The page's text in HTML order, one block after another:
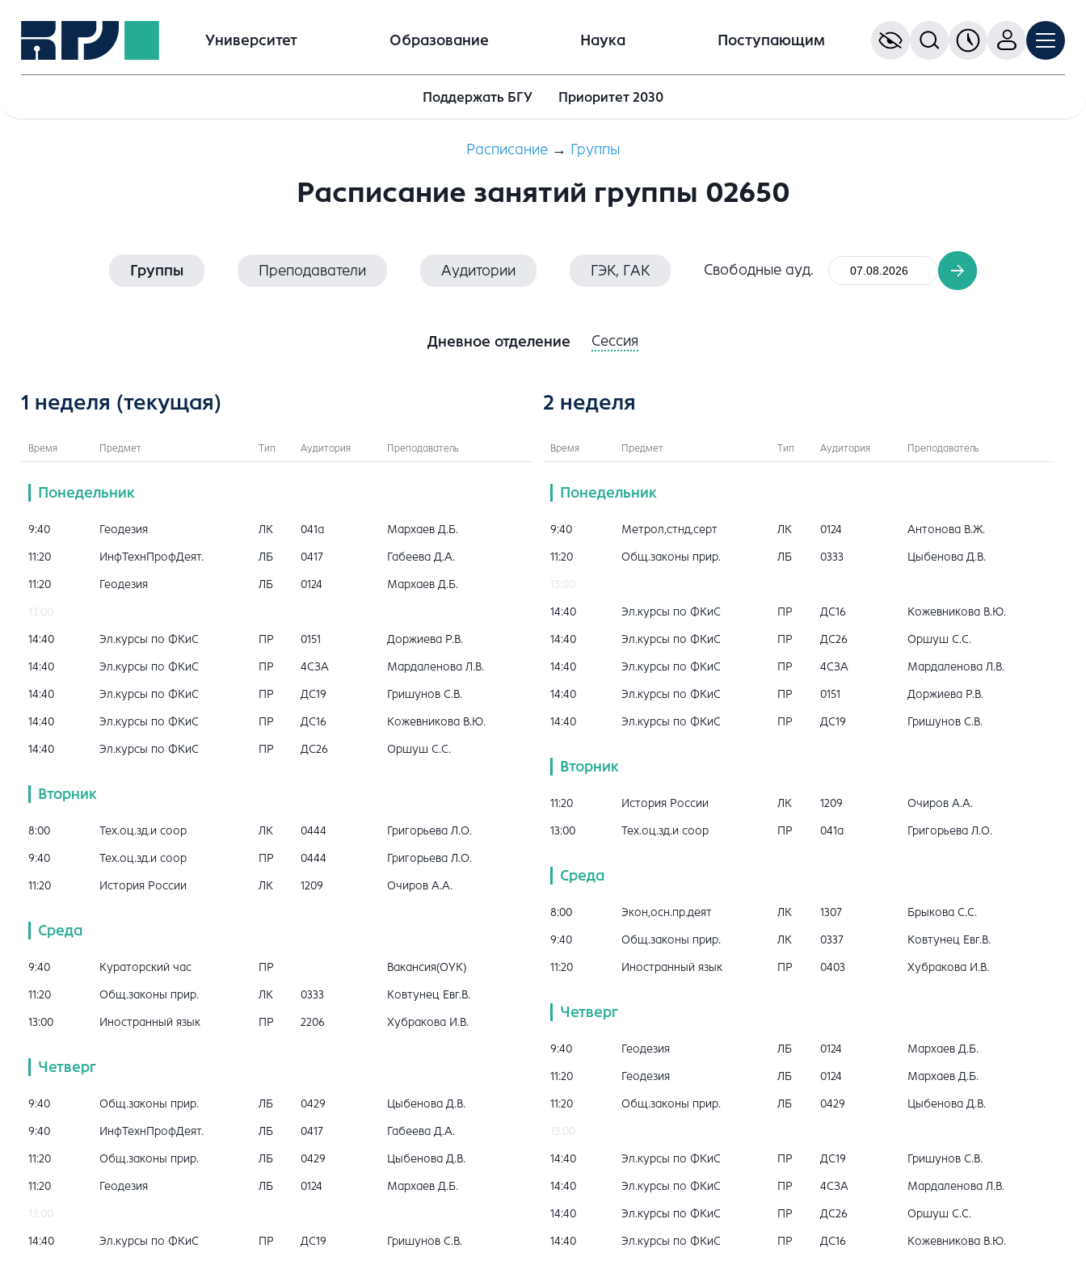
Университет Образование Наука Поступающим
Поддержать БГУ Приоритет 2030
Расписание → Группы
Расписание занятий группы 02650
Группы Преподаватели Аудитории ГЭК, ГАК Свободные ауд.
Дневное отделение Сессия
1 неделя (текущая)
Время Предмет Тип Аудитория Преподаватель
Понедельник
9:40 Геодезия ЛК 041a Мархаев Д.Б.
11:20 ИнфТехнПрофДеят. ЛБ 0417 Габеева Д.А.
11:20 Геодезия ЛБ 0124 Мархаев Д.Б.
13:00
14:40 Эл.курсы по ФКиС ПР 0151 Доржиева Р.В.
14:40 Эл.курсы по ФКиС ПР 4СЗА Мардаленова Л.В.
14:40 Эл.курсы по ФКиС ПР ДС19 Гришунов С.В.
14:40 Эл.курсы по ФКиС ПР ДС16 Кожевникова В.Ю.
14:40 Эл.курсы по ФКиС ПР ДС26 Оршуш С.С.
Вторник
8:00 Тех.оц.зд.и соор ЛК 0444 Григорьева Л.О.
9:40 Тех.оц.зд.и соор ПР 0444 Григорьева Л.О.
11:20 История России ЛК 1209 Очиров А.А.
Среда
9:40 Кураторский час ПР Вакансия(ОУК)
11:20 Общ.законы прир. ЛК 0333 Ковтунец Евг.В.
13:00 Иностранный язык ПР 2206 Хубракова И.В.
Четверг
9:40 Общ.законы прир. ЛБ 0429 Цыбенова Д.В.
9:40 ИнфТехнПрофДеят. ЛБ 0417 Габеева Д.А.
11:20 Общ.законы прир. ЛБ 0429 Цыбенова Д.В.
11:20 Геодезия ЛБ 0124 Мархаев Д.Б.
13:00
14:40 Эл.курсы по ФКиС ПР ДС19 Гришунов С.В.
2 неделя
Время Предмет Тип Аудитория Преподаватель
Понедельник
9:40 Метрол,стнд,серт ЛК 0124 Антонова В.Ж.
11:20 Общ.законы прир. ЛБ 0333 Цыбенова Д.В.
13:00
14:40 Эл.курсы по ФКиС ПР ДС16 Кожевникова В.Ю.
14:40 Эл.курсы по ФКиС ПР ДС26 Оршуш С.С.
14:40 Эл.курсы по ФКиС ПР 4СЗА Мардаленова Л.В.
14:40 Эл.курсы по ФКиС ПР 0151 Доржиева Р.В.
14:40 Эл.курсы по ФКиС ПР ДС19 Гришунов С.В.
Вторник
11:20 История России ЛК 1209 Очиров А.А.
13:00 Тех.оц.зд.и соор ПР 041a Григорьева Л.О.
Среда
8:00 Экон,осн.пр.деят ЛК 1307 Брыкова С.С.
9:40 Общ.законы прир. ЛК 0337 Ковтунец Евг.В.
11:20 Иностранный язык ПР 0403 Хубракова И.В.
Четверг
9:40 Геодезия ЛБ 0124 Мархаев Д.Б.
11:20 Геодезия ЛБ 0124 Мархаев Д.Б.
11:20 Общ.законы прир. ЛБ 0429 Цыбенова Д.В.
13:00
14:40 Эл.курсы по ФКиС ПР ДС19 Гришунов С.В.
14:40 Эл.курсы по ФКиС ПР 4СЗА Мардаленова Л.В.
14:40 Эл.курсы по ФКиС ПР ДС26 Оршуш С.С.
14:40 Эл.курсы по ФКиС ПР ДС16 Кожевникова В.Ю.